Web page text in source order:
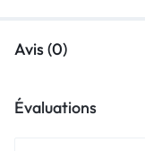
Avis (0)
Évaluations